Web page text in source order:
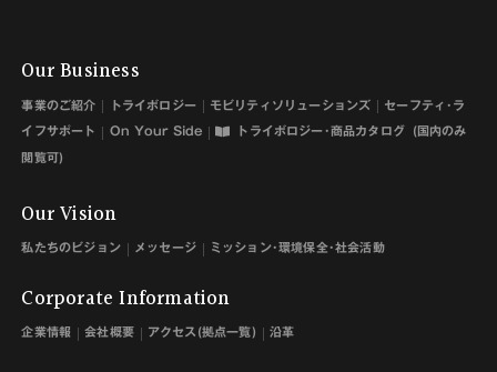
Our Business
事業のご紹介 トライボロジー モビリティソリューションズ セーフティ･ラ
イフサポート On Your Side トライボロジー･商品カタログ (国内のみ
閲覧可)
Our Vision
私たちのビジョン メッセージ ミッション･環境保全･社会活動
Corporate Information
企業情報 会社概要 アクセス(拠点一覧) 沿革